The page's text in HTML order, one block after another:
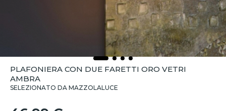
PLAFONIERA CON DUE FARETTI ORO VETRI
AMBRA
SELEZIONATO DA MAZZOLALUCE